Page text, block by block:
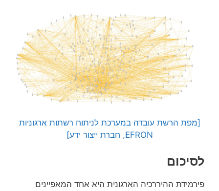
[מפת הרשת עובדה במערכת לניתוח רשתות ארגוניות
EFRON, חברת ייצור ידע]
לסיכום
פירמידת ההיררכיה הארגונית היא אחד המאפיינים